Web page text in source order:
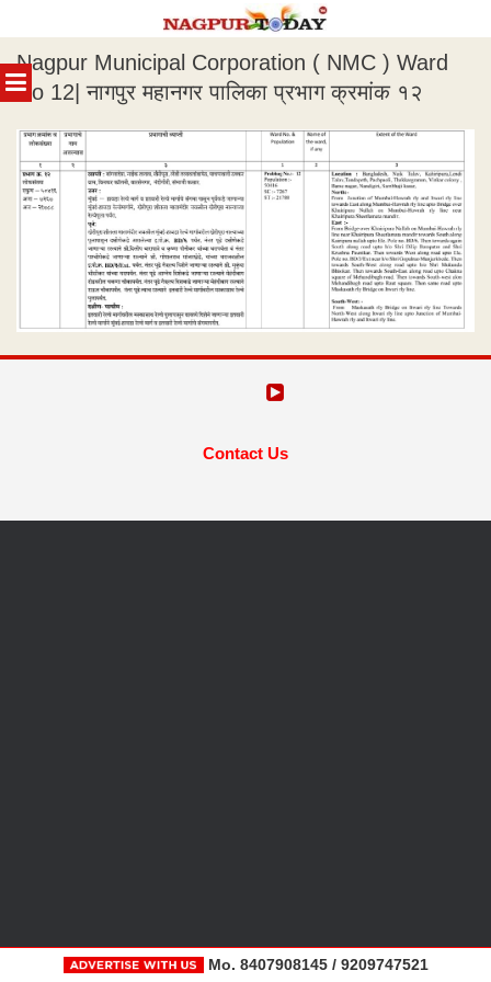
MENU
to
content
Nagpur Municipal Corporation ( NMC ) Ward
No 12​| नागपुर महानगर पालिका प्रभाग क्रमांक १२
Contact Us
Mo. 8407908145 / 9209747521